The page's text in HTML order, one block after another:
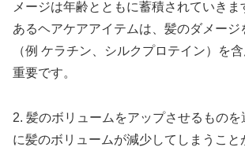
メージは年齢とともに蓄積されていき
あるヘアケアアイテムは、髪のダメージ
（例 ケラチン、シルクプロテイン）を
重要です。
2. 髪のボリュームをアップさせるものを
に髪のボリュームが減少してしまうこと